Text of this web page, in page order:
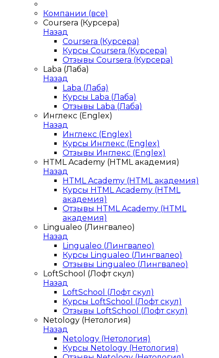
Компании (все)
Coursera (Курсера)
Назад
Coursera (Курсера)
Курсы Coursera (Курсера)
Отзывы Coursera (Курсера)
Laba (Лаба)
Назад
Laba (Лаба)
Курсы Laba (Лаба)
Отзывы Laba (Лаба)
Инглекс (Englex)
Назад
Инглекс (Englex)
Курсы Инглекс (Englex)
Отзывы Инглекс (Englex)
HTML Academy (HTML академия)
Назад
HTML Academy (HTML академия)
Курсы HTML Academy (HTML
академия)
Отзывы HTML Academy (HTML
академия)
Lingualeo (Лингвалео)
Назад
Lingualeo (Лингвалео)
Курсы Lingualeo (Лингвалео)
Отзывы Lingualeo (Лингвалео)
LoftSchool (Лофт скул)
Назад
LoftSchool (Лофт скул)
Курсы LoftSchool (Лофт скул)
Отзывы LoftSchool (Лофт скул)
Netology (Нетология)
Назад
Netology (Нетология)
Курсы Netology (Нетология)